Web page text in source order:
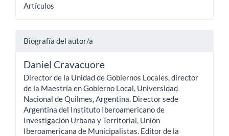
Artículos
Biografía del autor/a
Daniel Cravacuore
Director de la Unidad de Gobiernos Locales, director
de la Maestría en Gobierno Local, Universidad
Nacional de Quilmes, Argentina. Director sede
Argentina del Instituto Iberoamericano de
Investigación Urbana y Territorial, Unión
Iberoamericana de Municipalistas. Editor de la